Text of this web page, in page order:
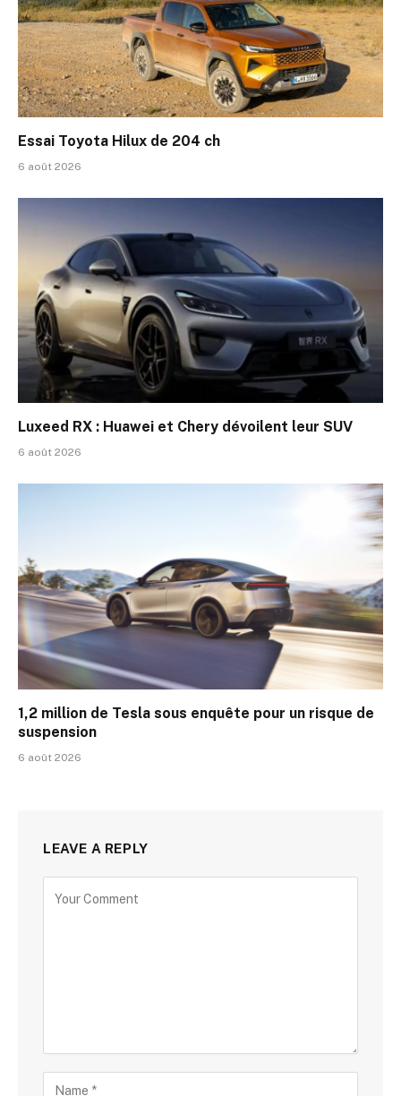
Essai Toyota Hilux de 204 ch
6 août 2026
Luxeed RX : Huawei et Chery dévoilent leur SUV
6 août 2026
1,2 million de Tesla sous enquête pour un risque de
suspension
6 août 2026
LEAVE A REPLY